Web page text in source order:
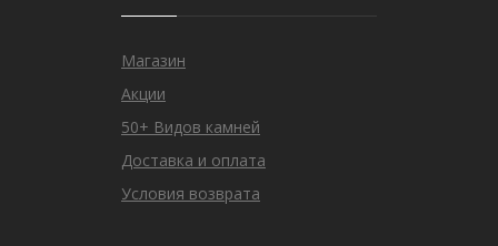
Магазин
Акции
50+ Видов камней
Доставка и оплата
Условия возврата